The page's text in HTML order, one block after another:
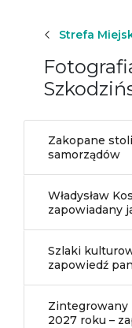
Strefa
Zakopane
samorządów
Władysław
zapowiadany
Szlaki
zapowiedź
Zintegrowany
2027 roku –